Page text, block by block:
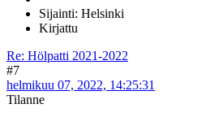
Sijainti: Helsinki
Kirjattu
Re: Hölpatti 2021-2022
#7
helmikuu 07, 2022, 14:25:31
Tilanne